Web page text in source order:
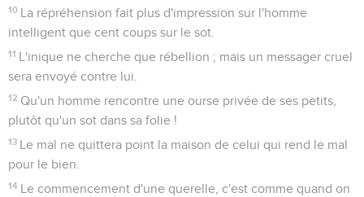
10 La répréhension fait plus d'impression sur l'homme
intelligent que cent coups sur le sot.
11 L'inique ne cherche que rébellion ; mais un messager cruel
sera envoyé contre lui.
12 Qu'un homme rencontre une ourse privée de ses petits,
plutôt qu'un sot dans sa folie !
13 Le mal ne quittera point la maison de celui qui rend le mal
pour le bien.
14 Le commencement d'une querelle, c'est comme quand on